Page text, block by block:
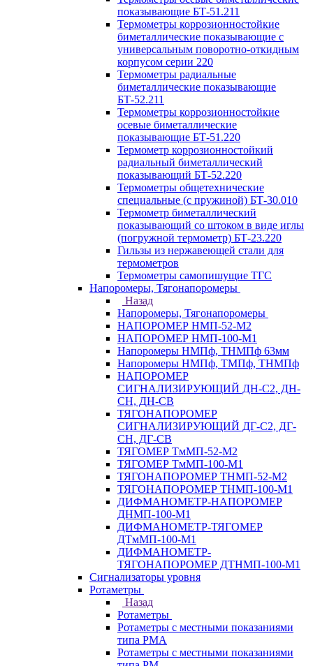
показывающие БТ-51.211
Термометры коррозионностойкие
биметаллические показывающие с
универсальным поворотно-откидным
корпусом серии 220
Термометры радиальные
биметаллические показывающие
БТ-52.211
Термометры коррозионностойкие
осевые биметаллические
показывающие БТ-51.220
Термометр коррозионностойкий
радиальный биметаллический
показывающий БТ-52.220
Термометры общетехнические
специальные (с пружиной) БТ-30.010
Термометр биметаллический
показывающий со штоком в виде иглы
(погружной термометр) БТ-23.220
Гильзы из нержавеющей стали для
термометров
Термометры самопишущие ТГС
Напоромеры, Тягонапоромеры
Назад
Напоромеры, Тягонапоромеры
НАПОРОМЕР НМП-52-М2
НАПОРОМЕР НМП-100-М1
Напоромеры НМПф, ТНМПф 63мм
Напоромеры НМПф, ТМПф, ТНМПф
НАПОРОМЕР
СИГНАЛИЗИРУЮЩИЙ ДН-С2, ДН-
СН, ДН-СВ
ТЯГОНАПОРОМЕР
СИГНАЛИЗИРУЮЩИЙ ДГ-С2, ДГ-
СН, ДГ-СВ
ТЯГОМЕР ТмМП-52-М2
ТЯГОМЕР ТмМП-100-М1
ТЯГОНАПОРОМЕР ТНМП-52-М2
ТЯГОНАПОРОМЕР ТНМП-100-М1
ДИФМАНОМЕТР-НАПОРОМЕР
ДНМП-100-М1
ДИФМАНОМЕТР-ТЯГОМЕР
ДТмМП-100-М1
ДИФМАНОМЕТР-
ТЯГОНАПОРОМЕР ДТНМП-100-М1
Сигнализаторы уровня
Ротаметры
Назад
Ротаметры
Ротаметры с местными показаниями
типа РМА
Ротаметры с местными показаниями